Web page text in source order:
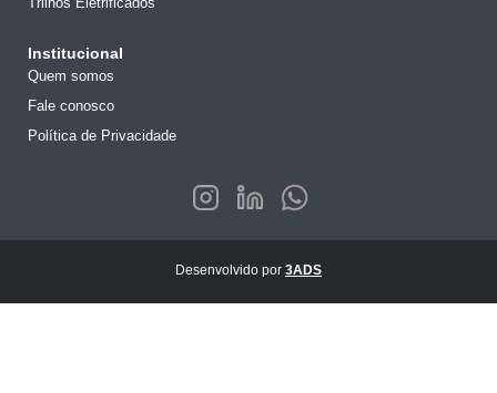
Institucional
Quem somos
Fale conosco
Política de Privacidade
Desenvolvido por 3ADS